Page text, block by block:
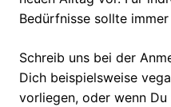
Bedürfnisse sollte immer
Schreib uns bei der
Dich beispielsweise
vorliegen, oder wenn